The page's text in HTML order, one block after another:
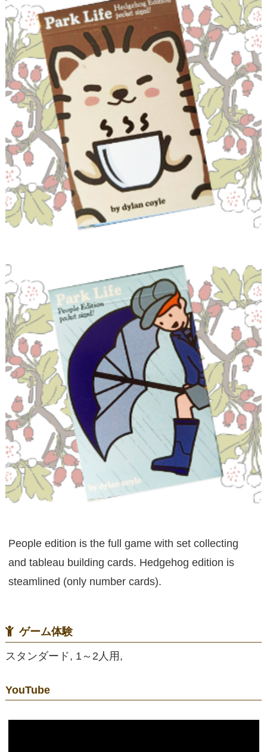
People edition is the full game with set collecting
and tableau building cards. Hedgehog edition is
steamlined (only number cards).
ゲーム体験
スタンダード, 1～2人用,
YouTube